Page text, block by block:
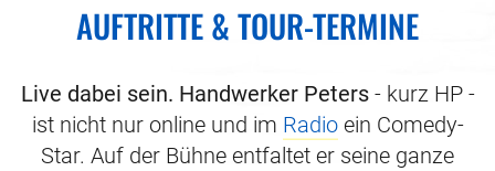
AUFTRITTE & TOUR-TERMINE
Live dabei sein. Handwerker Peters- kurz HP -
ist nicht nur online und im Radioein Comedy-
Star. Auf der Bühne entfaltet er seine ganze